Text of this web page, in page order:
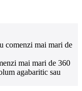
comenzi mai mari de
mai mari de 360
agabaritic sau